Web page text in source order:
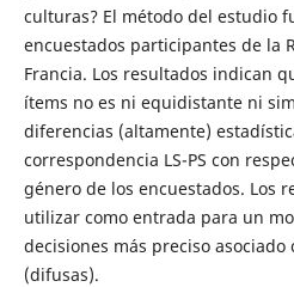
culturas? El método del estudio
encuestados participantes de la
Francia. Los resultados indican
ítems no es ni equidistante ni
diferencias (altamente)
correspondencia LS-PS con
género de los encuestados. Los
utilizar como entrada para un
decisiones más preciso
(difusas).